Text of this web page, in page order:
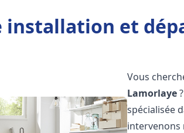
installation et
Vous
Lamorlaye
spécialisée
intervenons